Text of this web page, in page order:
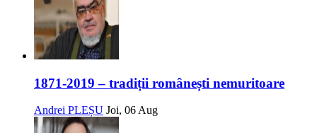
1871-2019 – tradiții românești nemuritoare
Andrei PLEȘU Joi, 06 Aug